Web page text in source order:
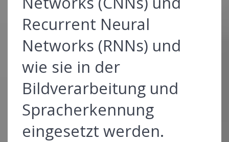
Recurrent Neural
Networks (RNNs) und
wie sie in der
Bildverarbeitung und
Spracherkennung
eingesetzt werden.